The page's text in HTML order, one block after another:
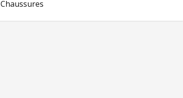
Chaussures